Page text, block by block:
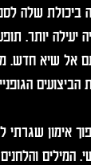
ביכולת שלה
יעילה יותר.
אל שיא חדש.
אימון
המילים